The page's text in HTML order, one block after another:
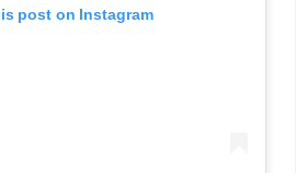
post on Instagram